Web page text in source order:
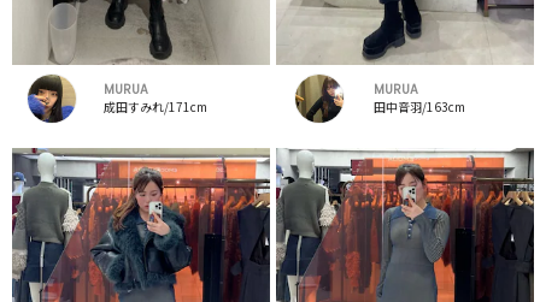
MURUA
成田すみれ/171cm
MURUA
田中音羽/163cm